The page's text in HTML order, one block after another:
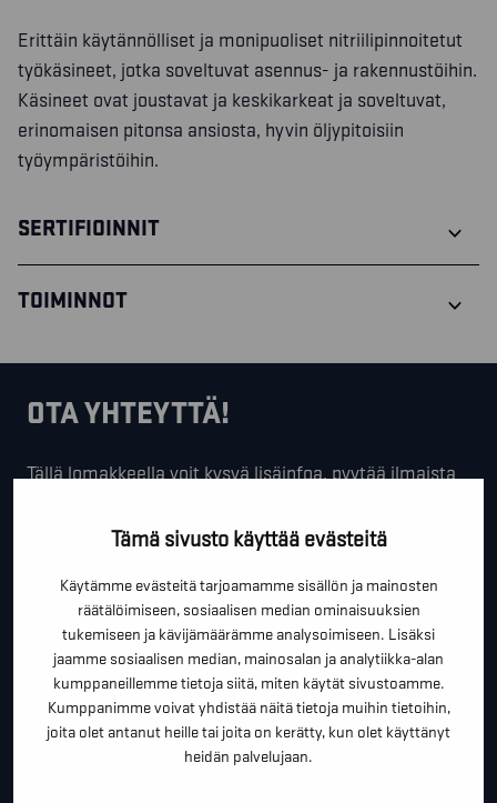
Tämä sivusto käyttää evästeitä
Käytämme evästeitä tarjoamamme sisällön ja mainosten
räätälöimiseen, sosiaalisen median ominaisuuksien
tukemiseen ja kävijämäärämme analysoimiseen. Lisäksi
jaamme sosiaalisen median, mainosalan ja analytiikka-alan
kumppaneillemme tietoja siitä, miten käytät sivustoamme.
Kumppanimme voivat yhdistää näitä tietoja muihin tietoihin,
joita olet antanut heille tai joita on kerätty, kun olet käyttänyt
heidän palvelujaan.
Erittäin käytännölliset ja monipuoliset nitriilipinnoitetut
työkäsineet, jotka soveltuvat asennus- ja rakennustöihin.
Käsineet ovat joustavat ja keskikarkeat ja soveltuvat,
erinomaisen pitonsa ansiosta, hyvin öljypitoisiin
työympäristöihin.
SERTIFIOINNIT
TOIMINNOT
OTA YHTEYTTÄ!
Tällä lomakkeella voit kysyä lisäinfoa, pyytää ilmaista
" näyttää pakolliset kentät
ETUNIMI SUKUNIMI *
PUHELINNUMERO *